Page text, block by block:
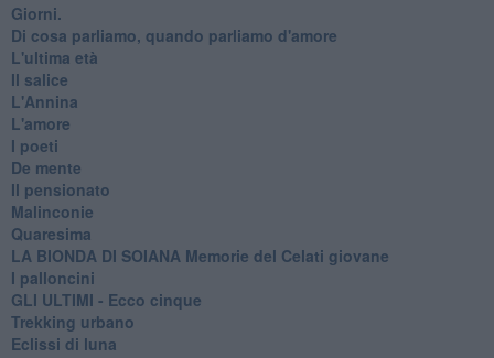
Giorni.
Di cosa parliamo, quando parliamo d'amore
L'ultima età
Il salice
L'Annina
L'amore
I poeti
De mente
Il pensionato
Malinconie
Quaresima
LA BIONDA DI SOIANA Memorie del Celati giovane
I palloncini
GLI ULTIMI - Ecco cinque
Trekking urbano
Eclissi di luna